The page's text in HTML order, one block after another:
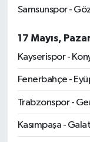
Samsunspor -
17 Mayıs,
Kayserispor -
Fenerbahçe -
Trabzonspor -
Kasımpaşa -